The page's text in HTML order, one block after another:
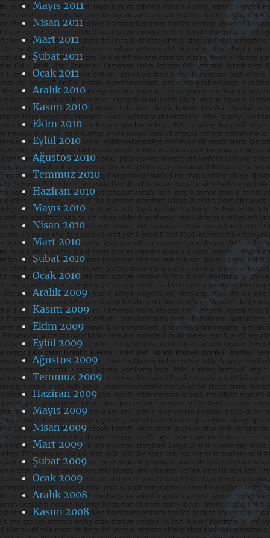
Mayıs 2011
Nisan 2011
Mart 2011
Şubat 2011
Ocak 2011
Aralık 2010
Kasım 2010
Ekim 2010
Eylül 2010
Ağustos 2010
Temmuz 2010
Haziran 2010
Mayıs 2010
Nisan 2010
Mart 2010
Şubat 2010
Ocak 2010
Aralık 2009
Kasım 2009
Ekim 2009
Eylül 2009
Ağustos 2009
Temmuz 2009
Haziran 2009
Mayıs 2009
Nisan 2009
Mart 2009
Şubat 2009
Ocak 2009
Aralık 2008
Kasım 2008